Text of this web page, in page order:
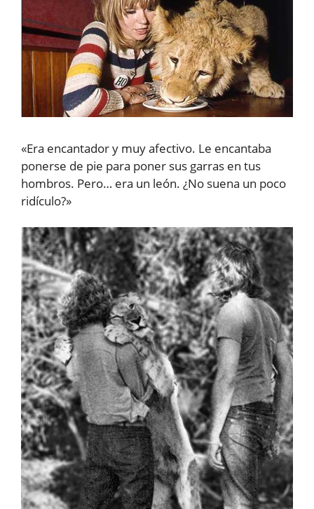
«Era encantador y muy afectivo. Le encantaba
ponerse de pie para poner sus garras en tus
hombros. Pero… era un león. ¿No suena un poco
ridículo?»